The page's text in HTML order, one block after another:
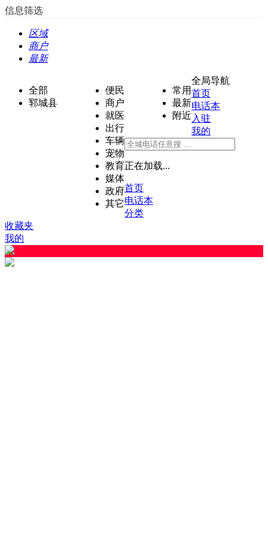
信息筛选
区域
商户
最新
全部
郓城县
便民
商户
就医
出行
车辆
宠物
教育
媒体
政府
其它
常用
最新
附近
全局导航
首页
电话本
入驻
我的
正在加载...
首页
电话本
分类
收藏夹
我的